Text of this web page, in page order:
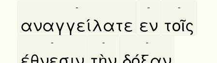
αναγγείλατε
-
εν
-
τοῖς
-
- - -